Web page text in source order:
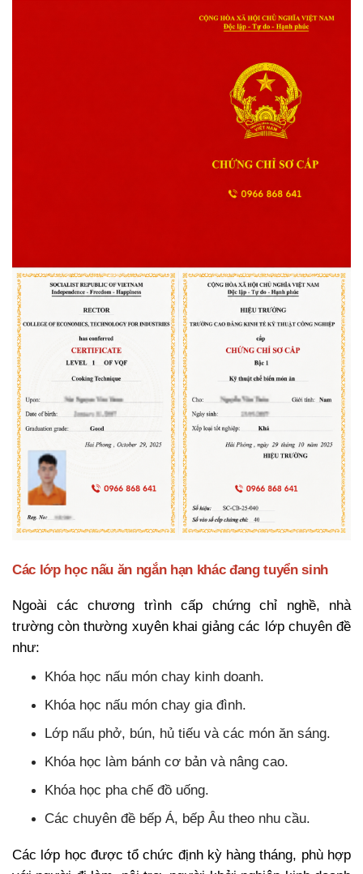
Các lớp học nấu ăn ngắn hạn khác đang tuyển sinh
Ngoài các chương trình cấp chứng chỉ nghề, nhà
trường còn thường xuyên khai giảng các lớp chuyên đề
như:
Khóa học nấu món chay kinh doanh.
Khóa học nấu món chay gia đình.
Lớp nấu phở, bún, hủ tiếu và các món ăn sáng.
Khóa học làm bánh cơ bản và nâng cao.
Khóa học pha chế đồ uống.
Các chuyên đề bếp Á, bếp Âu theo nhu cầu.
Các lớp học được tổ chức định kỳ hàng tháng, phù hợp